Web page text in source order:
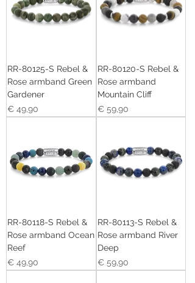
RR-80125-S Rebel &
Rose armband Green
Gardener
Prijs
€ 49,90
RR-80120-S Rebel &
Rose armband
Mountain Cliff
Prijs
€ 59,90
RR-80118-S Rebel &
Rose armband Ocean
Reef
Prijs
€ 49,90
RR-80113-S Rebel &
Rose armband River
Deep
Prijs
€ 59,90